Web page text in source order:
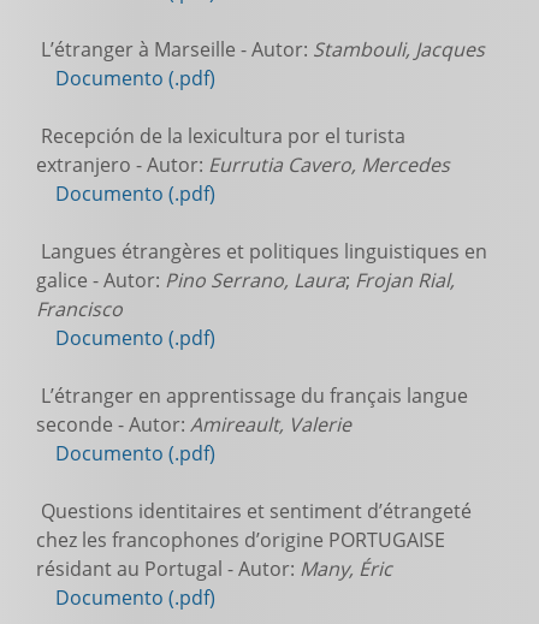
L’étranger à Marseille - Autor: Stambouli, Jacques
Documento (.pdf)
Recepción de la lexicultura por el turista
extranjero - Autor: Eurrutia Cavero, Mercedes
Documento (.pdf)
Langues étrangères et politiques linguistiques en
galice - Autor: Pino Serrano, Laura; Frojan Rial,
Francisco
Documento (.pdf)
L’étranger en apprentissage du français langue
seconde - Autor: Amireault, Valerie
Documento (.pdf)
Questions identitaires et sentiment d’étrangeté
chez les francophones d’origine PORTUGAISE
résidant au Portugal - Autor: Many, Éric
Documento (.pdf)